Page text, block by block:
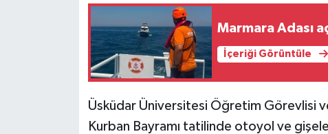
Marmara Adası
İçeriği Görüntüle
Üsküdar Üniversitesi Öğretim Görevlisi
Kurban Bayramı tatilinde otoyol ve